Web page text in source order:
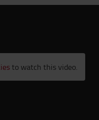
to watch this video.